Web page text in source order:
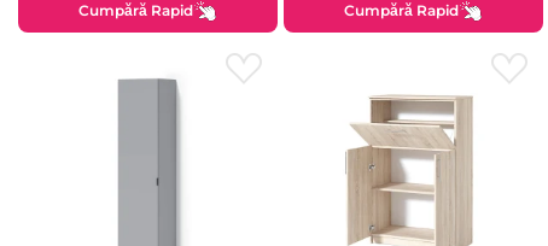
Cumpără Rapid Cumpără Rapid